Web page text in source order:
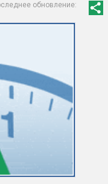
обновление: